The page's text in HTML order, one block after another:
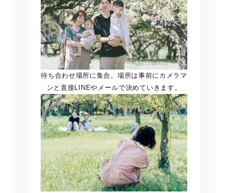
待ち合わせ場所に集合。場所は事前にカメラマ
ンと直接LINEやメールで決めていきます。